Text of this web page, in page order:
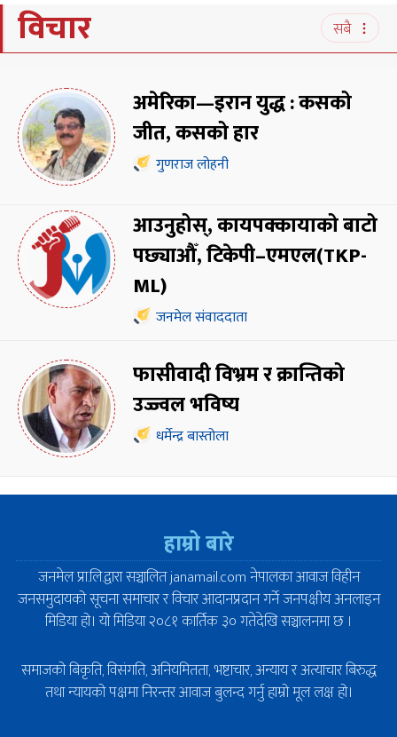
विचार सबै
अमेरिका—इरान युद्ध : कसको
जीत, कसको हार
गुणराज लोहनी
आउनुहोस्, कायपक्कायाको बाटो
पछ्याऔँ, टिकेपी–एमएल(TKP-
ML)
जनमेल संवाददाता
फासीवादी विभ्रम र क्रान्तिको
उज्ज्वल भविष्य
धर्मेन्द्र बास्तोला
हाम्रो बारे
जनमेल प्रा.लि.द्वारा सञ्चालित janamail.com नेपालका आवाज विहीन
जनसमुदायको सूचना समाचार र विचार आदानप्रदान गर्ने जनपक्षीय अनलाइन
मिडिया हो। यो मिडिया २०८१ कार्तिक ३० गतेदेखि सञ्चालनमा छ ।
समाजको बिकृति, विसंगति, अनियमितता, भष्टाचार, अन्याय र अत्याचार बिरुद्ध
तथा न्यायको पक्षमा निरन्तर आवाज बुलन्द गर्नु हाम्रो मूल लक्ष हो।